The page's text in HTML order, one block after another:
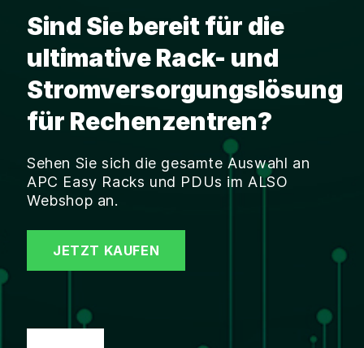
Sind Sie bereit für die
ultimative Rack- und
Stromversorgungslösung
für Rechenzentren?
Sehen Sie sich die gesamte Auswahl an
APC Easy Racks und PDUs im ALSO
Webshop an.
JETZT KAUFEN